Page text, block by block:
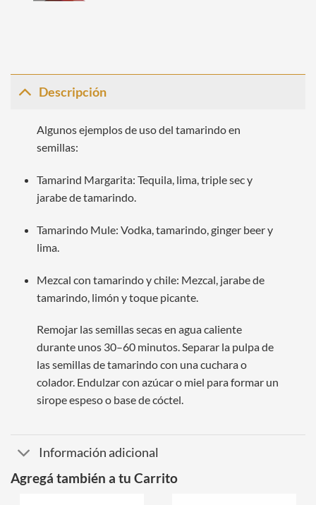
Descripción
Algunos ejemplos de uso del tamarindo en
semillas:
Tamarind Margarita: Tequila, lima, triple sec y
jarabe de tamarindo.
Tamarindo Mule: Vodka, tamarindo, ginger beer y
lima.
Mezcal con tamarindo y chile: Mezcal, jarabe de
tamarindo, limón y toque picante.
Remojar las semillas secas en agua caliente
durante unos 30–60 minutos. Separar la pulpa de
las semillas de tamarindo con una cuchara o
colador. Endulzar con azúcar o miel para formar un
sirope espeso o base de cóctel.
Información adicional
Agregá también a tu Carrito